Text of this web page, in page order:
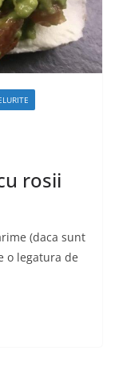
rosii
(daca sunt
o legatura de